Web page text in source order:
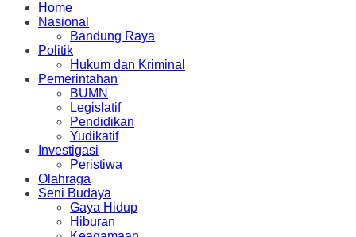
Home
Nasional
Bandung Raya
Politik
Hukum dan Kriminal
Pemerintahan
BUMN
Legislatif
Pendidikan
Yudikatif
Investigasi
Peristiwa
Olahraga
Seni Budaya
Gaya Hidup
Hiburan